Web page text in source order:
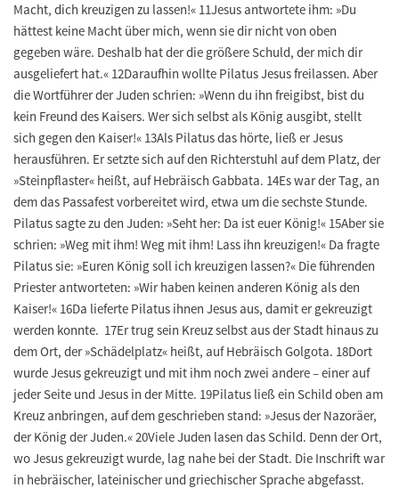
Macht, dich kreuzigen zu lassen!« 11Jesus antwortete ihm: »Du
hättest keine Macht über mich, wenn sie dir nicht von oben
gegeben wäre. Deshalb hat der die größere Schuld, der mich dir
ausgeliefert hat.« 12Daraufhin wollte Pilatus Jesus freilassen. Aber
die Wortführer der Juden schrien: »Wenn du ihn freigibst, bist du
kein Freund des Kaisers. Wer sich selbst als König ausgibt, stellt
sich gegen den Kaiser!« 13Als Pilatus das hörte, ließ er Jesus
herausführen. Er setzte sich auf den Richterstuhl auf dem Platz, der
»Steinpflaster« heißt, auf Hebräisch Gabbata. 14Es war der Tag, an
dem das Passafest vorbereitet wird, etwa um die sechste Stunde.
Pilatus sagte zu den Juden: »Seht her: Da ist euer König!« 15Aber sie
schrien: »Weg mit ihm! Weg mit ihm! Lass ihn kreuzigen!« Da fragte
Pilatus sie: »Euren König soll ich kreuzigen lassen?« Die führenden
Priester antworteten: »Wir haben keinen anderen König als den
Kaiser!« 16Da lieferte Pilatus ihnen Jesus aus, damit er gekreuzigt
werden konnte. 17Er trug sein Kreuz selbst aus der Stadt hinaus zu
dem Ort, der »Schädelplatz« heißt, auf Hebräisch Golgota. 18Dort
wurde Jesus gekreuzigt und mit ihm noch zwei andere – einer auf
jeder Seite und Jesus in der Mitte. 19Pilatus ließ ein Schild oben am
Kreuz anbringen, auf dem geschrieben stand: »Jesus der Nazoräer,
der König der Juden.« 20Viele Juden lasen das Schild. Denn der Ort,
wo Jesus gekreuzigt wurde, lag nahe bei der Stadt. Die Inschrift war
in hebräischer, lateinischer und griechischer Sprache abgefasst.